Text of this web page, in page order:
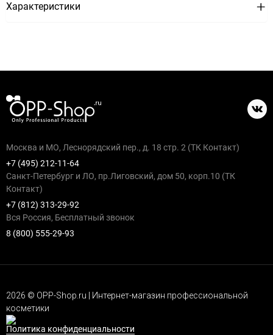
Характеристики
Москва и МО, Леснорядский пер., д. 18 стр. 2 (ТК Контакт)
+7 (495) 212-11-64
Санкт-Петербург и ЛО, пр.Лиговский, дом 50, корп.10 (ТК
Контакт)
+7 (812) 313-29-92
Вся Россия, Бесплатный звонок
8 (800) 555-29-93
2026 © OPP-Shop.ru | Интернет-магазин профессиональной
косметики
Политика конфиденциальности